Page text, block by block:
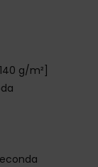
g/m²]